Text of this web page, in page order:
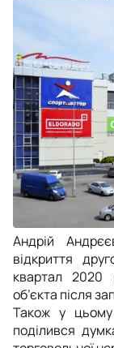
Андрій
відкриття
квартал 2020
об’єкта після
Також у цьому
поділився